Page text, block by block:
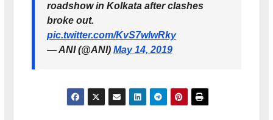
roadshow in Kolkata after clashes
broke out.
pic.twitter.com/KvS7wlwRky
— ANI (@ANI) May 14, 2019